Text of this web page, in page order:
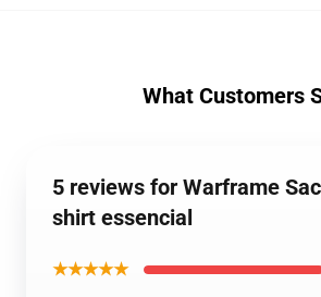
What Customers
5 reviews for Warframe
shirt essencial
★★★★★